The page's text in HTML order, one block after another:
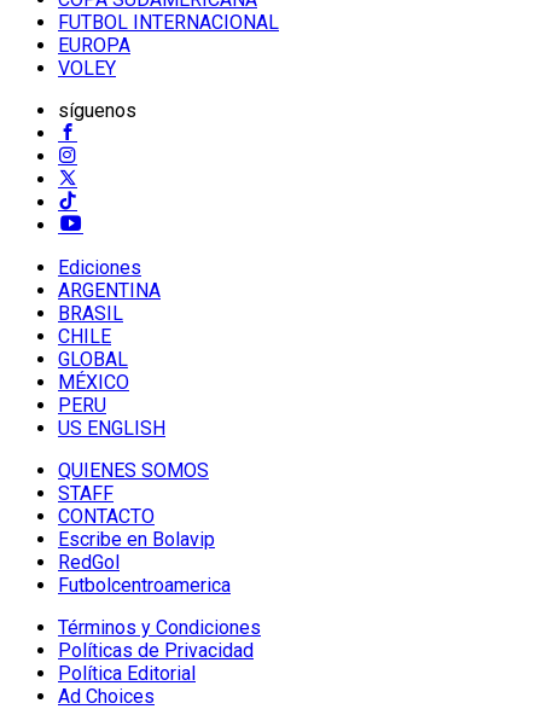
FUTBOL INTERNACIONAL
EUROPA
VOLEY
síguenos
Ediciones
ARGENTINA
BRASIL
CHILE
GLOBAL
MÉXICO
PERU
US ENGLISH
QUIENES SOMOS
STAFF
CONTACTO
Escribe en Bolavip
RedGol
Futbolcentroamerica
Términos y Condiciones
Políticas de Privacidad
Política Editorial
Ad Choices